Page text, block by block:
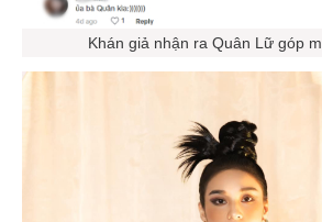
Khán giả nhận ra Quân Lữ góp